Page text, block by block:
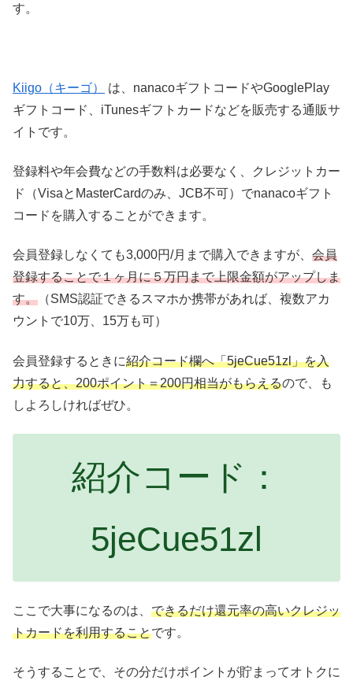
す。
Kiigo（キーゴ）
は、nanacoギフトコードやGooglePlay
ギフトコード、iTunesギフトカードなどを販売する通販サ
イトです。
登録料や年会費などの手数料は必要なく、クレジットカー
ド（VisaとMasterCardのみ、JCB不可）でnanacoギフト
コードを購入することができます。
会員登録しなくても3,000円/月まで購入できますが、 会員
登録することで１ヶ月に５万円まで上限金額がアップしま
す。 （SMS認証できるスマホか携帯があれば、複数アカ
ウントで10万、15万も可）
会員登録するときに紹介コード欄へ「5jeCue51zl」を入
力すると、200ポイント＝200円相当がもらえるので、も
しよろしければぜひ。
紹介コード：
5jeCue51zl
ここで大事になるのは、 できるだけ還元率の高いクレジッ
トカードを利用することです。
そうすることで、その分だけポイントが貯まってオトクに